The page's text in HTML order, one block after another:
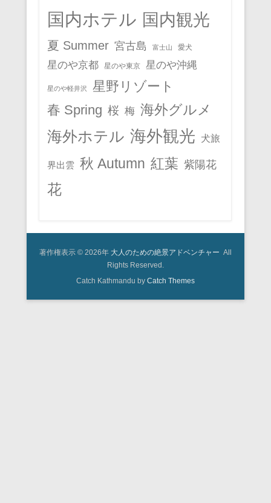
国内ホテル 国内観光
夏 Summer 宮古島 富士山 愛犬
星のや京都 星のや東京 星のや沖縄
星のや軽井沢
星野リゾート
春 Spring 桜 梅 海外グルメ
海外ホテル 海外観光 犬旅
界出雲 秋 Autumn 紅葉 紫陽花
花
著作権表示 © 2026年 大人のための絶景アドベンチャー All
Rights Reserved.
Catch Kathmandu by Catch Themes